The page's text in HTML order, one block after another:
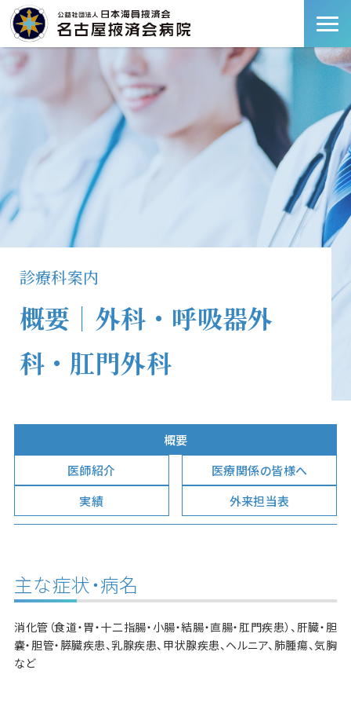
診療科案内
概要｜外科・呼吸器外
科・肛門外科
概要
医師紹介
医療関係の皆様へ
実績
外来担当表
主な症状・病名
消化管（食道・胃・十二指腸・小腸・結腸・直腸・肛門疾患）、肝臓・胆
嚢・胆管・膵臓疾患、乳腺疾患、甲状腺疾患、ヘルニア、肺腫瘍、気胸
など